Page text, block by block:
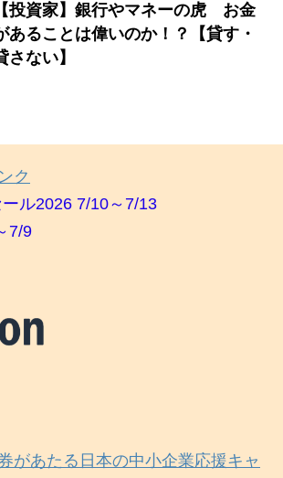
【投資家】銀行やマネーの虎 お金
あることは偉いのか！？【貸す・
さない】
ク
ル2026 7/10～7/13
7/9
があたる日本の中小企業応援キャ